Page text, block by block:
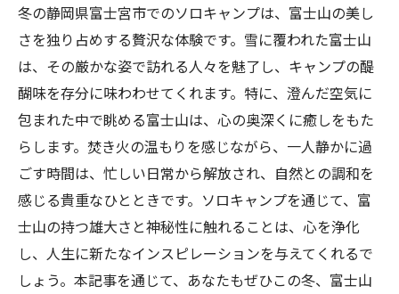
静岡県富士宮市での焚き火スポット紹介
焚き火と共に楽しむ冬の富士山の景色
温もりを感じる焚き火の効果と楽しみ方
焚き火がもたらす心の安らぎを体感
冒険心をくすぐる静岡県富士宮市の冬の富士山
ソロキャンプ
冬の富士山で味わう冒険心と刺激
ソロキャンプで求める新しい発見と挑戦
静岡県富士宮市で体験する冒険的なキャン
プ
冬の静岡県富士宮市でのソロキャンプは、富士山の美し
さを独り占めする贅沢な体験です。雪に覆われた富士山
は、その厳かな姿で訪れる人々を魅了し、キャンプの醍
醐味を存分に味わわせてくれます。特に、澄んだ空気に
包まれた中で眺める富士山は、心の奥深くに癒しをもた
らします。焚き火の温もりを感じながら、一人静かに過
ごす時間は、忙しい日常から解放され、自然との調和を
感じる貴重なひとときです。ソロキャンプを通じて、富
士山の持つ雄大さと神秘性に触れることは、心を浄化
し、人生に新たなインスピレーションを与えてくれるで
しょう。本記事を通じて、あなたもぜひこの冬、富士山